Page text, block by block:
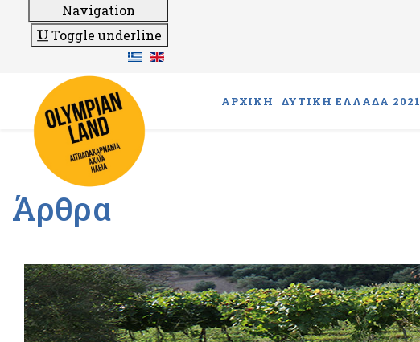
Navigation
Toggle underline
ΑΡΧΙΚΗ ΔΥΤΙΚΗ ΕΛΛΑΔΑ 2021
Άρθρα